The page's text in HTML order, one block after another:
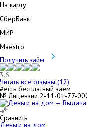
На карту
СберБанк
МИР
Maestro
Получить займ
3.6
Читать все отзывы (12)
#есть бесплатный заем
№ Лицензии 2-11-01-77-
Сравнить
Деньги на дом